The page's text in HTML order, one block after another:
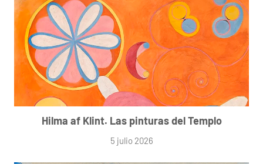
Hilma af Klint. Las pinturas del Templo
5 julio 2026